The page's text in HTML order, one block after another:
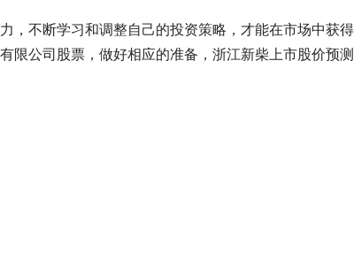
，不断学习和调整自己的投资策略，才能在市场中获
限公司股票，做好相应的准备，浙江新柴上市股价预